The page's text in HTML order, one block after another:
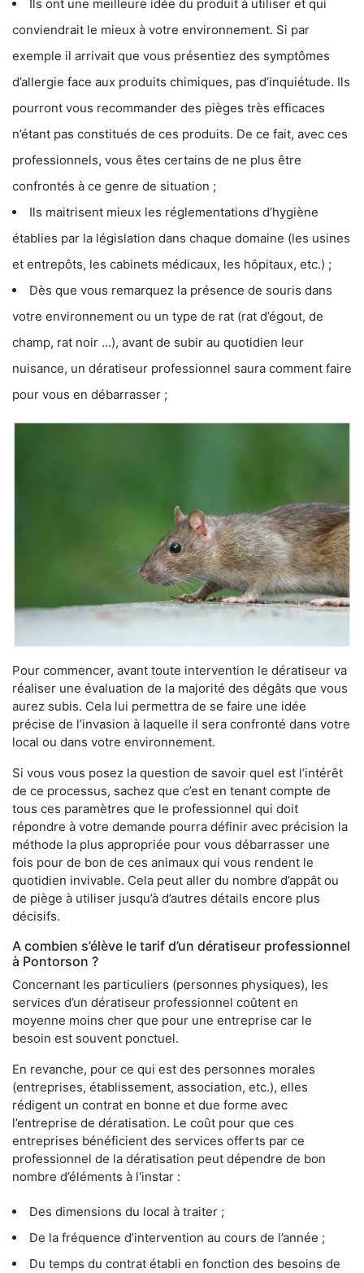
Ils ont une meilleure idée du produit à utiliser et qui
conviendrait le mieux à votre environnement. Si par
exemple il arrivait que vous présentiez des symptômes
d’allergie face aux produits chimiques, pas d’inquiétude. Ils
pourront vous recommander des pièges très efficaces
n’étant pas constitués de ces produits. De ce fait, avec ces
professionnels, vous êtes certains de ne plus être
confrontés à ce genre de situation ;
Ils maitrisent mieux les réglementations d’hygiène
établies par la législation dans chaque domaine (les usines
et entrepôts, les cabinets médicaux, les hôpitaux, etc.) ;
Dès que vous remarquez la présence de souris dans
votre environnement ou un type de rat (rat d’égout, de
champ, rat noir …), avant de subir au quotidien leur
nuisance, un dératiseur professionnel saura comment faire
pour vous en débarrasser ;
Pour commencer, avant toute intervention le dératiseur va
réaliser une évaluation de la majorité des dégâts que vous
aurez subis. Cela lui permettra de se faire une idée
précise de l’invasion à laquelle il sera confronté dans votre
local ou dans votre environnement.
Si vous vous posez la question de savoir quel est l’intérêt
de ce processus, sachez que c’est en tenant compte de
tous ces paramètres que le professionnel qui doit
répondre à votre demande pourra définir avec précision la
méthode la plus appropriée pour vous débarrasser une
fois pour de bon de ces animaux qui vous rendent le
quotidien invivable. Cela peut aller du nombre d’appât ou
de piège à utiliser jusqu’à d’autres détails encore plus
décisifs.
A combien s’élève le tarif d’un dératiseur professionnel
à Pontorson ?
Concernant les particuliers (personnes physiques), les
services d’un dératiseur professionnel coûtent en
moyenne moins cher que pour une entreprise car le
besoin est souvent ponctuel.
En revanche, pour ce qui est des personnes morales
(entreprises, établissement, association, etc.), elles
rédigent un contrat en bonne et due forme avec
l’entreprise de dératisation. Le coût pour que ces
entreprises bénéficient des services offerts par ce
professionnel de la dératisation peut dépendre de bon
nombre d’éléments à l'instar :
Des dimensions du local à traiter ;
De la fréquence d’intervention au cours de l’année ;
Du temps du contrat établi en fonction des besoins de